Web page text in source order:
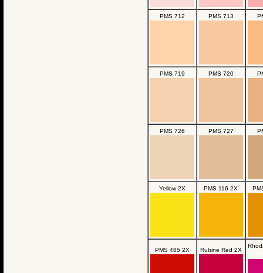
PMS 712 PMS 713
PMS 719 PMS 720
PMS 726 PMS 727
Yellow 2X PMS 116 2X
PMS 485 2X Rubine Red 2X